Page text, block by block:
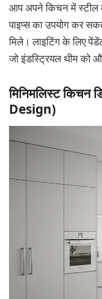
आप अपने किचन में स्टील
पाइप्स का उपयोग कर
मिले। लाइटिंग के लिए
जो इंडस्ट्रियल थीम को
मिनिमलिस्ट
Design)